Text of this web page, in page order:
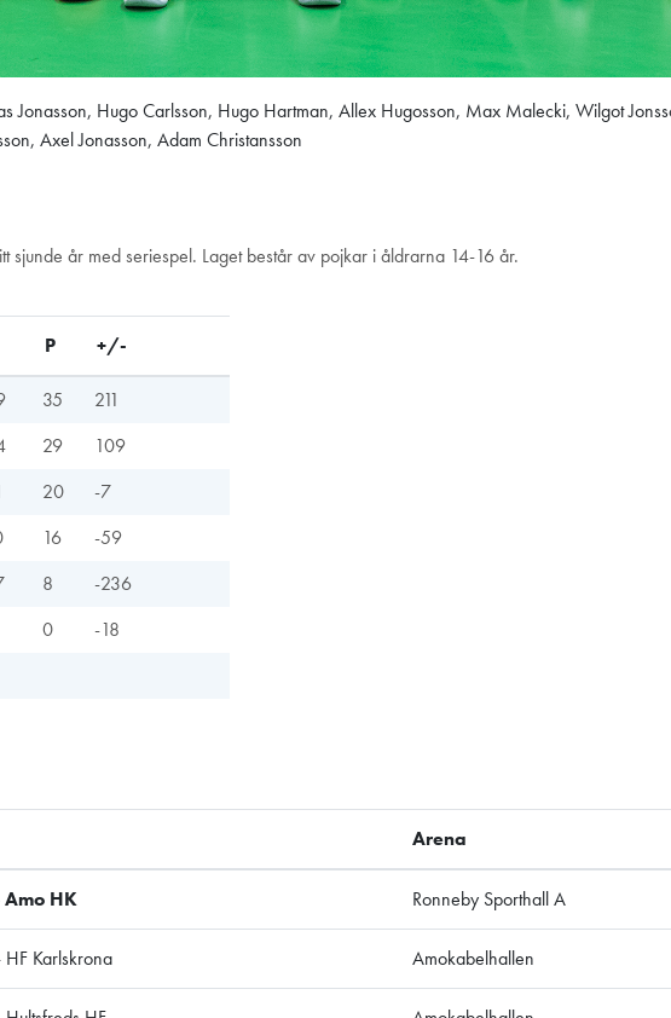
Jonasson, Hugo Carlsson, Hugo Hartman, Allex Hugosson, Max Malecki, Wilgot
Axel Jonasson, Adam Christansson
år med seriespel. Laget består av pojkar i åldrarna 14-16 år.
P +/-
35
211
29
109
20
-7
16
-59
8
-236
0 -18
Arena
Amo HK Ronneby Sporthall A
HF Karlskrona Amokabelhallen